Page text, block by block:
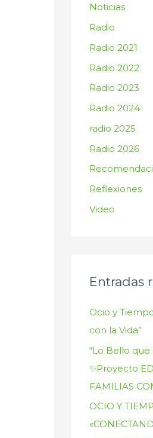
Noticias
Radio
Radio 2021
Radio 2022
Radio 2023
Radio 2024
radio 2025
Radio 2026
Reflexiones
Video
Entradas
Ocio y
con la Vida”
“Lo Bello que
✨Proyecto
FAMILIAS
OCIO Y